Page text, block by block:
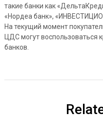
такие банки как
«Нордеа банк»,
На текущий момент
ЦДС могут воспользоваться
банков.